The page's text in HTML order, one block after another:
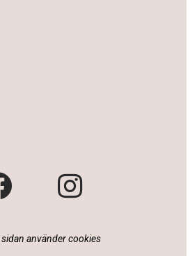
sidan använder cookies